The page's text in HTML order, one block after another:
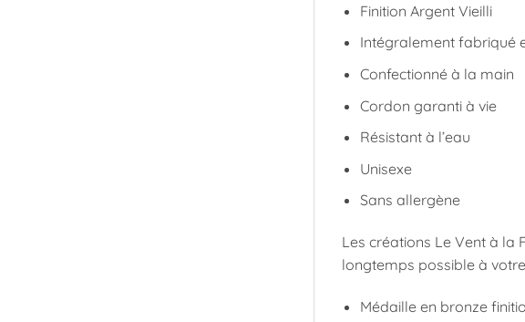
Finition Argent Vieilli
Intégralement fabriqué
Confectionné à la main
Cordon garanti à vie
Résistant à l’eau
Unisexe
Sans allergène
Les créations Le Vent à la
longtemps possible à
Médaille en bronze